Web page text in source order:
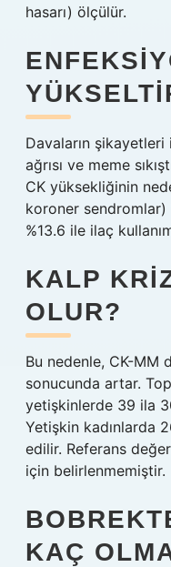
hasarı) ölçülür.
Davaların
ağrısı ve meme
CK yüksekliğinin
koroner sendromlar)
%13.6 ile ilaç
KALP
OLUR?
Bu nedenle, CK-MM
sonucunda artar.
yetişkinlerde 39 ila
Yetişkin kadınlarda
edilir. Referans
için belirlenmemiştir.
KAÇ